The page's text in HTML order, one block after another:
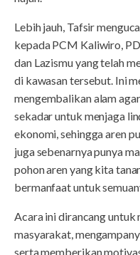
Lebih jauh, Tafsir
kepada PCM Kaliwiro,
dan Lazismu yang telah
di kawasan tersebut. Ini
mengembalikan alam
sekadar untuk menjaga
ekonomi, sehingga aren
juga sebenarnya punya
pohon aren yang kita
bermanfaat untuk
Acara ini dirancang untuk
masyarakat,
serta memberikan